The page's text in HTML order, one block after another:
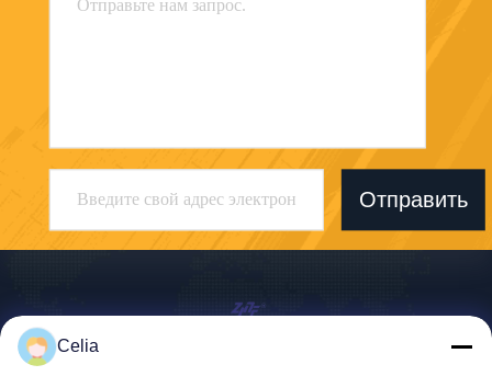
Отправить
Shenzhen Zhong Jian South Environment
Celia